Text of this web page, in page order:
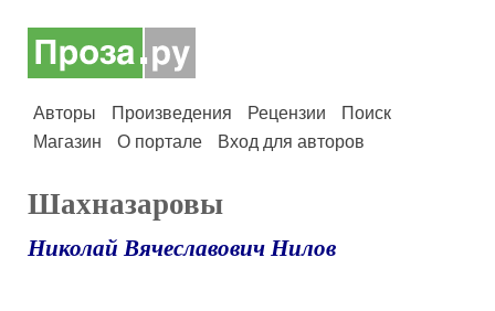
Авторы Произведения Рецензии
Поиск
Магазин
О портале Вход для авторов
Шахназаровы
Николай Вячеславович Нилов